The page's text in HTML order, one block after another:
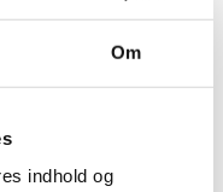
Om
indhold og